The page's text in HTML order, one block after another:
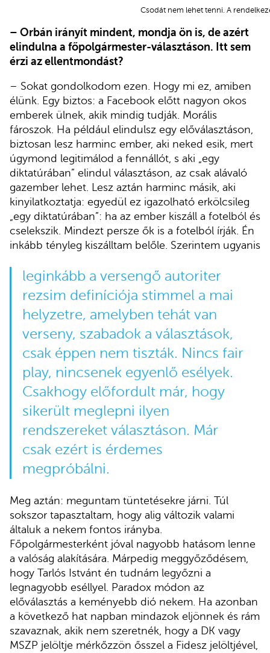
Csodát nem lehet tenni. A
– Orbán irányít mindent, mondja ön is, de azért
elindulna a főpolgármester-választáson. Itt sem
érzi az ellentmondást?
– Sokat gondolkodom ezen. Hogy mi ez, amiben
élünk. Egy biztos: a Facebook előtt nagyon okos
emberek ülnek, akik mindig tudják. Morális
fároszok. Ha például elindulsz egy előválasztáson,
biztosan lesz harminc ember, aki neked esik, mert
úgymond legitimálod a fennállót, s aki „egy
diktatúrában” elindul választáson, az csak alávaló
gazember lehet. Lesz aztán harminc másik, aki
kinyilatkoztatja: egyedül ez igazolható erkölcsileg
„egy diktatúrában”: ha az ember kiszáll a fotelból és
cselekszik. Mindezt persze ők is a fotelból írják. Én
inkább tényleg kiszálltam belőle. Szerintem ugyanis
leginkább a versengő autoriter
rezsim definíciója stimmel a mai
helyzetre, amelyben tehát van
verseny, szabadok a választások,
csak éppen nem tiszták. Nincs fair
play, nincsenek egyenlő esélyek.
Csakhogy előfordult már, hogy
sikerült meglepni ilyen
rendszereket választáson. Már
csak ezért is érdemes
megpróbálni.
Meg aztán: meguntam tüntetésekre járni. Túl
sokszor tapasztaltam, hogy alig változik valami
általuk a nekem fontos irányba.
Főpolgármesterként jóval nagyobb hatásom lenne
a valóság alakítására. Márpedig meggyőződésem,
hogy Tarlós Istvánt én tudnám legyőzni a
legnagyobb eséllyel. Paradox módon az
előválasztás a keményebb dió nekem. Ha azonban
a következő hat napban mindazok eljönnek és rám
szavaznak, akik nem szeretnék, hogy a DK vagy
MSZP jelöltje mérkőzzön ősszel a Fidesz jelöltjével,